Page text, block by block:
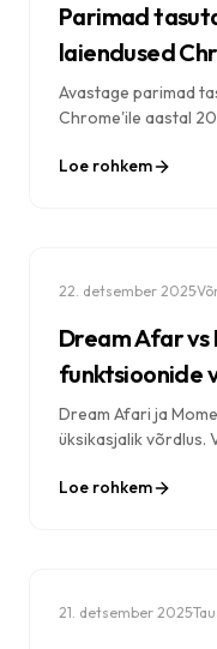
Parimad
laiendused
parimat valikut
Avastage parimad
Chrome'ile aastal
ideaalne uue
Loe rohkem
22. detsember 2025·
Dream Afar
funktsioonide
Dream Afari ja
üksikasjalik võrdlus.
uute vahelehtede
Loe rohkem
21. detsember 2025·